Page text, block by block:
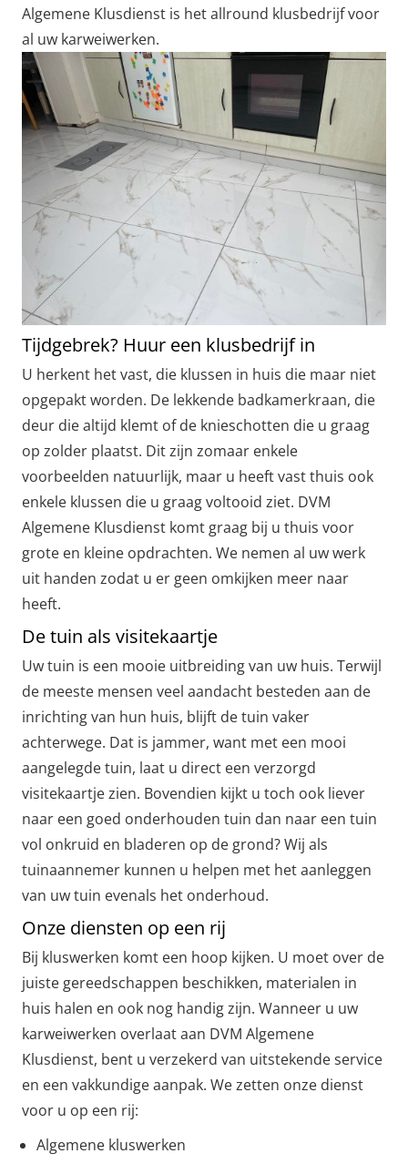
Algemene Klusdienst is het allround klusbedrijf voor
al uw karweiwerken.
Tijdgebrek? Huur een klusbedrijf in
U herkent het vast, die klussen in huis die maar niet
opgepakt worden. De lekkende badkamerkraan, die
deur die altijd klemt of de knieschotten die u graag
op zolder plaatst. Dit zijn zomaar enkele
voorbeelden natuurlijk, maar u heeft vast thuis ook
enkele klussen die u graag voltooid ziet. DVM
Algemene Klusdienst komt graag bij u thuis voor
grote en kleine opdrachten. We nemen al uw werk
uit handen zodat u er geen omkijken meer naar
heeft.
De tuin als visitekaartje
Uw tuin is een mooie uitbreiding van uw huis. Terwijl
de meeste mensen veel aandacht besteden aan de
inrichting van hun huis, blijft de tuin vaker
achterwege. Dat is jammer, want met een mooi
aangelegde tuin, laat u direct een verzorgd
visitekaartje zien. Bovendien kijkt u toch ook liever
naar een goed onderhouden tuin dan naar een tuin
vol onkruid en bladeren op de grond? Wij als
tuinaannemer kunnen u helpen met het aanleggen
van uw tuin evenals het onderhoud.
Onze diensten op een rij
Bij kluswerken komt een hoop kijken. U moet over de
juiste gereedschappen beschikken, materialen in
huis halen en ook nog handig zijn. Wanneer u uw
karweiwerken overlaat aan DVM Algemene
Klusdienst, bent u verzekerd van uitstekende service
en een vakkundige aanpak. We zetten onze dienst
voor u op een rij:
Algemene kluswerken